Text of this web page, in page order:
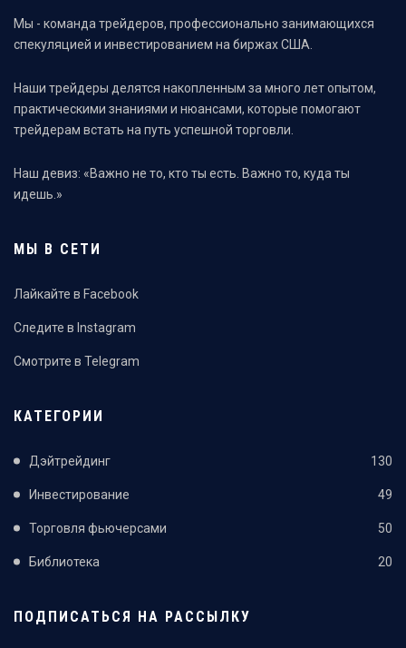
Мы - команда трейдеров, профессионально занимающихся
спекуляцией и инвестированием на биржах США.
Наши трейдеры делятся накопленным за много лет опытом,
практическими знаниями и нюансами, которые помогают
трейдерам встать на путь успешной торговли.
Наш девиз: «Важно не то, кто ты есть. Важно то, куда ты
идешь.»
МЫ В СЕТИ
Лайкайте в Facebook
Следите в Instagram
Смотрите в Telegram
КАТЕГОРИИ
Дэйтрейдинг 130
Инвестирование 49
Торговля фьючерсами 50
Библиотека 20
ПОДПИСАТЬСЯ НА РАССЫЛКУ